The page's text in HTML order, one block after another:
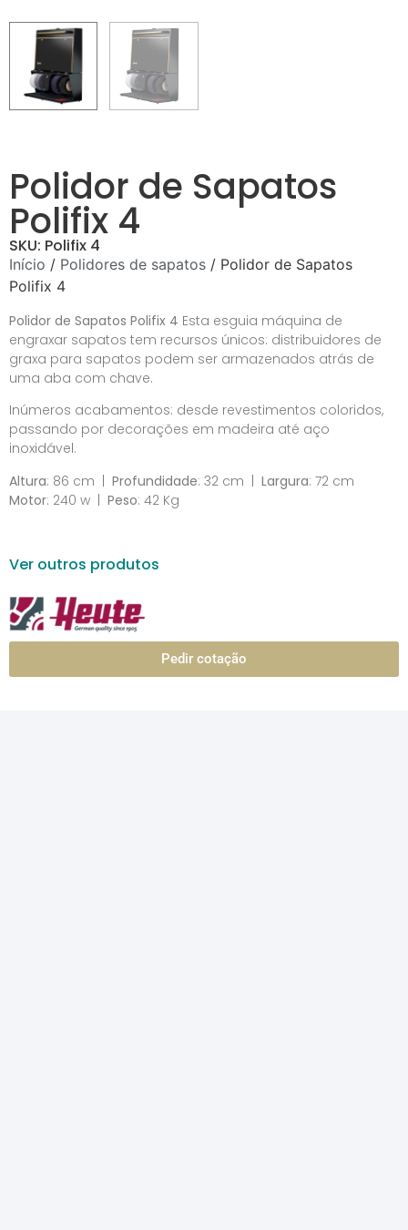
Polidor de Sapatos
Polifix 4
SKU: Polifix 4
Início / Polidores de sapatos / Polidor de Sapatos
Polifix 4
Polidor de Sapatos Polifix 4 Esta esguia máquina de
engraxar sapatos tem recursos únicos: distribuidores de
graxa para sapatos podem ser armazenados atrás de
uma aba com chave.
Inúmeros acabamentos: desde revestimentos coloridos,
passando por decorações em madeira até aço
inoxidável.
Altura: 86 cm | Profundidade: 32 cm | Largura: 72 cm
Motor: 240 w | Peso: 42 Kg
Ver outros produtos
Pedir cotação